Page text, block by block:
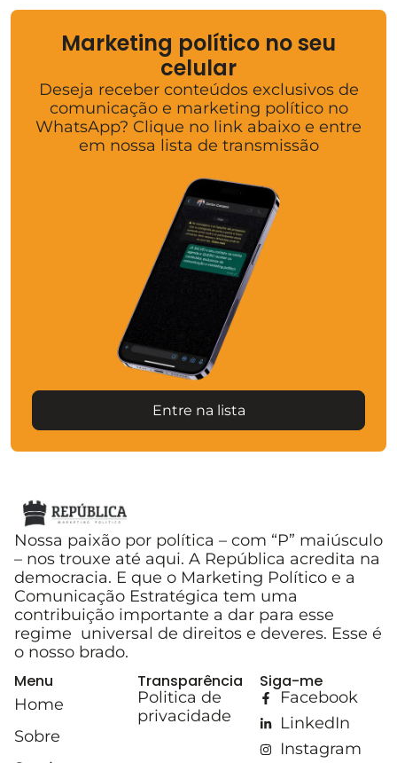
Marketing político no seu
celular
Deseja receber conteúdos exclusivos de
comunicação e marketing político no
WhatsApp? Clique no link abaixo e entre
em nossa lista de transmissão
Entre na lista
Nossa paixão por política – com “P” maiúsculo
– nos trouxe até aqui. A República acredita na
democracia. E que o Marketing Político e a
Comunicação Estratégica tem uma
contribuição importante a dar para esse
regime universal de direitos e deveres. Esse é
o nosso brado.
Menu
Home
Sobre
Transparência
Politica de
privacidade
Siga-me
Facebook
LinkedIn
Instagram